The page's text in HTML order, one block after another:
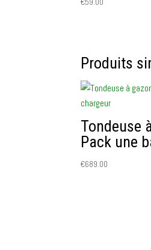
Produits
Tondeuse
Pack une
€689.00